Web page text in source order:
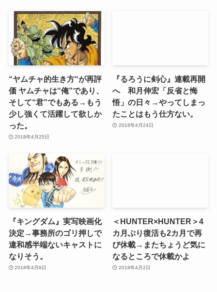
“ヤムチャ的生き方“が再評
価 ヤムチャは“俺”であり、
そして“君”でもある→もう
少し強くて活躍して欲しか
った。
2018年4月25日
『るろうに剣心』連載再開
へ 和月伸宏「反省と悔
悟」の日々→やってしまっ
たことはもう仕方ない。
2018年4月24日
『キングダム』実写映画化
決定→事務所のゴリ押しで
違和感半端ないキャストに
なりそう。
2018年4月8日
＜HUNTER×HUNTER＞4
カ月ぶり復活も2カ月で再
び休載→またちょうど気に
なるところで休載かよ
2018年4月2日